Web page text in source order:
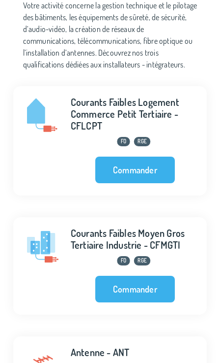
Votre activité concerne la gestion technique et le pilotage
des bâtiments, les équipements de sûreté, de sécurité,
d’audio-vidéo, la création de réseaux de
communications, télécommunications, fibre optique ou
l’installation d’antennes. Découvrez nos trois
qualifications dédiées aux installateurs - intégrateurs.
Courants Faibles Logement
Commerce Petit Tertiaire -
CFLCPT
FO RGE
Commander
Courants Faibles Moyen Gros
Tertiaire Industrie - CFMGTI
FO RGE
Commander
Antenne - ANT